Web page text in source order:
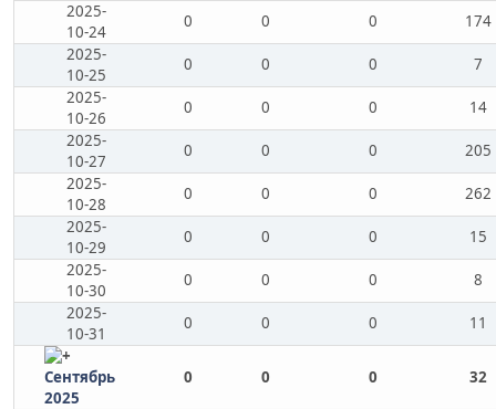
2025-
10-24
0 0 0
174
2025-
10-25
0 0 0
7
2025-
10-26
0 0 0
14
2025-
10-27
0 0 0
205
2025-
10-28
0 0 0
262
2025-
10-29
0 0 0
15
2025-
10-30
0 0 0
8
2025-
10-31
0 0 0 11
Сентябрь
2025
0 0 0 32